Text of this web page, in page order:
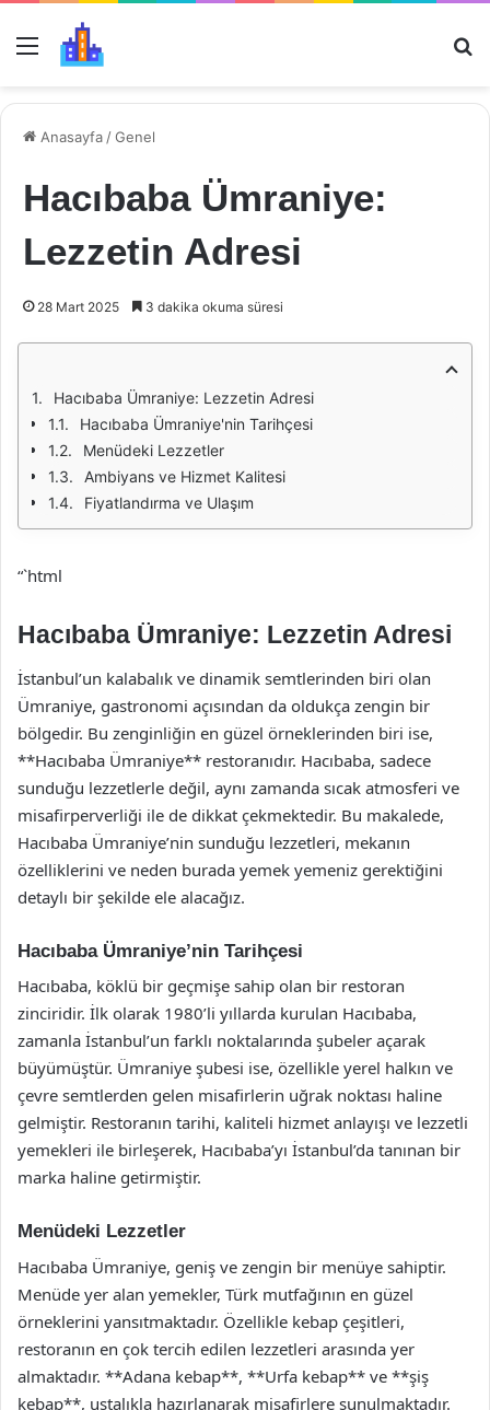
Menü
Anasayfa /Genel
Hacıbaba Ümraniye:
Lezzetin Adresi
28 Mart 2025 3 dakika okuma süresi
Hacıbaba Ümraniye: Lezzetin Adresi
Hacıbaba Ümraniye'nin Tarihçesi
Menüdeki Lezzetler
Ambiyans ve Hizmet Kalitesi
Fiyatlandırma ve Ulaşım
“`html
Hacıbaba Ümraniye: Lezzetin Adresi
İstanbul’un kalabalık ve dinamik semtlerinden biri olan
Ümraniye, gastronomi açısından da oldukça zengin bir
bölgedir. Bu zenginliğin en güzel örneklerinden biri ise,
**Hacıbaba Ümraniye** restoranıdır. Hacıbaba, sadece
sunduğu lezzetlerle değil, aynı zamanda sıcak atmosferi ve
misafirperverliği ile de dikkat çekmektedir. Bu makalede,
Hacıbaba Ümraniye’nin sunduğu lezzetleri, mekanın
özelliklerini ve neden burada yemek yemeniz gerektiğini
detaylı bir şekilde ele alacağız.
Hacıbaba Ümraniye’nin Tarihçesi
Hacıbaba, köklü bir geçmişe sahip olan bir restoran
zinciridir. İlk olarak 1980’li yıllarda kurulan Hacıbaba,
zamanla İstanbul’un farklı noktalarında şubeler açarak
büyümüştür. Ümraniye şubesi ise, özellikle yerel halkın ve
çevre semtlerden gelen misafirlerin uğrak noktası haline
gelmiştir. Restoranın tarihi, kaliteli hizmet anlayışı ve lezzetli
yemekleri ile birleşerek, Hacıbaba’yı İstanbul’da tanınan bir
marka haline getirmiştir.
Menüdeki Lezzetler
Hacıbaba Ümraniye, geniş ve zengin bir menüye sahiptir.
Menüde yer alan yemekler, Türk mutfağının en güzel
örneklerini yansıtmaktadır. Özellikle kebap çeşitleri,
restoranın en çok tercih edilen lezzetleri arasında yer
almaktadır. **Adana kebap**, **Urfa kebap** ve **şiş
kebap**, ustalıkla hazırlanarak misafirlere sunulmaktadır.